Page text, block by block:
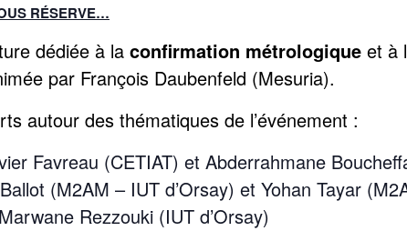
RÉSERVE…
dédiée à la confirmation métrologiqueet à
par François Daubenfeld (Mesuria).
autour des thématiques de l’événement :
Favreau (CETIAT) et Abderrahmane
(M2AM – IUT d’Orsay) et Yohan Tayar
Rezzouki (IUT d’Orsay)